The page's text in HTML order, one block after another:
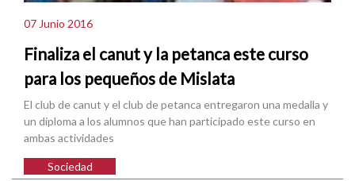
07 Junio 2016
Finaliza el canut y la petanca este curso
para los pequeños de Mislata
El club de canut y el club de petanca entregaron una medalla y
un diploma a los alumnos que han participado este curso en
ambas actividades
Sociedad